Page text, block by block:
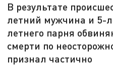
В результате
летний мужчина и 5-
летнего парня
смерти по
признал частично